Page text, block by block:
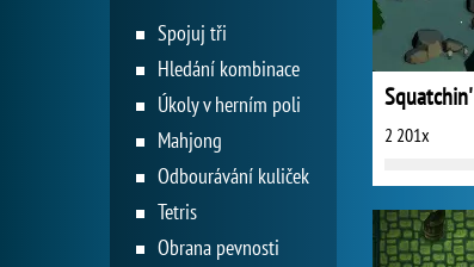
Squatchin'
2 201x
Spojuj tři
Hledání kombinace
Úkoly v herním poli
Mahjong
Odbourávání kuliček
Tetris
Obrana pevnosti